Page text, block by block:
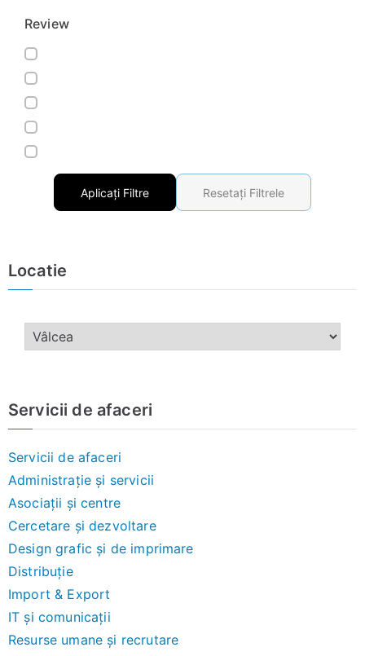
Review
Aplicați Filtre Resetați Filtrele
Locatie
Servicii de afaceri
Servicii de afaceri
Administrație și servicii
Asociații și centre
Cercetare și dezvoltare
Design grafic și de imprimare
Distribuție
Import & Export
IT și comunicații
Resurse umane și recrutare